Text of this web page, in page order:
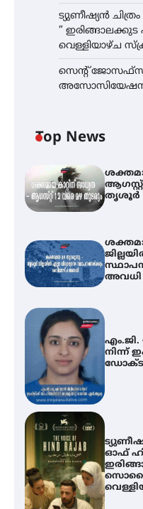
ട്യുണീഷ്യൻ
”
വെള്ളിയാഴ്ച
സെന്റ്
അസോസിയേഷന്
Top News
തൃശൂർ
അവധി
നിന്ന്
ഓഫ്